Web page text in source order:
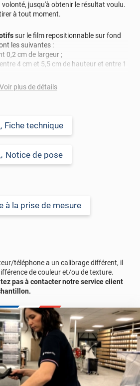
jours
au millimètre près !
jours
le film nous protège des
jours
carton épais., comme ça leau de
par le carton au fur et à
facile que ce que javais imaginé.
Reste à poser les vitres maintenant .
jours
qualité qui permet une pose facile !
jours
Je recommande
jours
pose facilement et bien conforme à
redire
jours
au top pour les conseils.
jours
volonté, jusqu'à obtenir le résultat voulu.
à tout moment.
sur le film repositionnable sur fond
les suivantes :
0,2 cm de largeur ;
4 cm et 5,5 cm de hauteur et entre 1
.
Voir plus de détails
Fiche technique
Notice de pose
à la prise de mesure
téléphone a un calibrage différent, il
de couleur et/ou de texture.
pas à contacter notre service client